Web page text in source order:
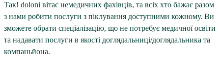
Так! doloni вітає немедичних фахівців, та всіх хто бажає разом
з нами робити послуги з піклування доступними кожному. Ви
зможете обрати спеціалізацію, що не потребує медичної освіти
та надавати послуги в якості доглядальниці/доглядальника та
компаньйона.